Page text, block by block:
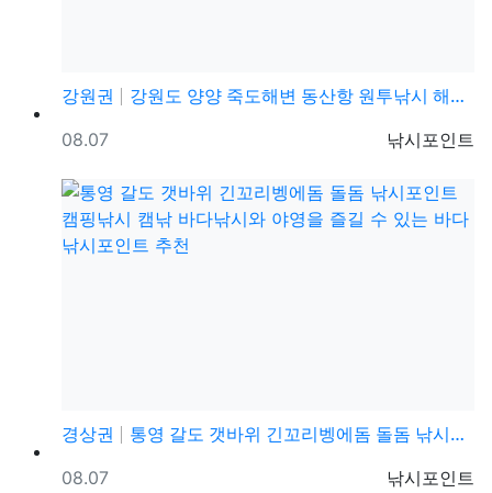
강원권
강원도 양양 죽도해변 동산항 원투낚시 해루질 차박캠핑 …
등록자
낚시포인트
등록일
08.07
경상권
통영 갈도 갯바위 긴꼬리벵에돔 돌돔 낚시포인트 캠핑낚시…
등록자
낚시포인트
등록일
08.07